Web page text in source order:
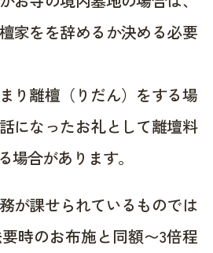
家をを辞めるか決める必要
り離檀（りだん）をする場
になったお礼として離壇料
場合があります。
が課せられているものでは
時のお布施と同額〜3倍程